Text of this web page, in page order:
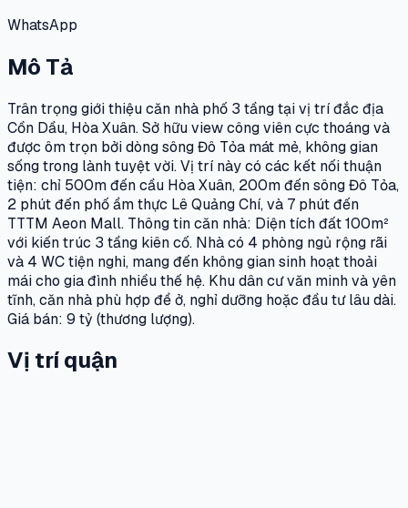
WhatsApp
Mô Tả
Trân trọng giới thiệu căn nhà phố 3 tầng tại vị trí đắc địa
Cồn Dầu, Hòa Xuân. Sở hữu view công viên cực thoáng và
được ôm trọn bởi dòng sông Đô Tỏa mát mẻ, không gian
sống trong lành tuyệt vời. Vị trí này có các kết nối thuận
tiện: chỉ 500m đến cầu Hòa Xuân, 200m đến sông Đô Tỏa,
2 phút đến phố ẩm thực Lê Quảng Chí, và 7 phút đến
TTTM Aeon Mall. Thông tin căn nhà: Diện tích đất 100m²
với kiến trúc 3 tầng kiên cố. Nhà có 4 phòng ngủ rộng rãi
và 4 WC tiện nghi, mang đến không gian sinh hoạt thoải
mái cho gia đình nhiều thế hệ. Khu dân cư văn minh và yên
tĩnh, căn nhà phù hợp để ở, nghỉ dưỡng hoặc đầu tư lâu dài.
Giá bán: 9 tỷ (thương lượng).
Vị trí quận